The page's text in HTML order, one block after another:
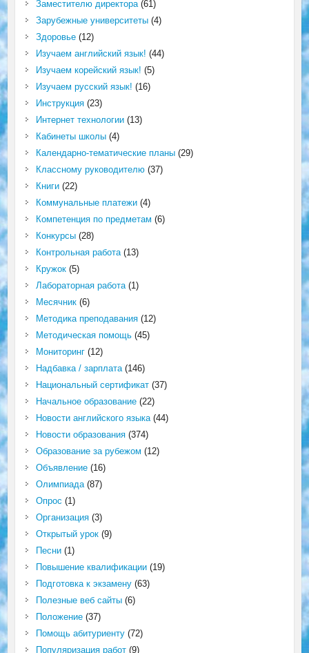
Заместителю директора(61)
Зарубежные университеты(4)
Здоровье(12)
Изучаем английский язык! (44)
Изучаем корейский язык! (5)
Изучаем русский язык! (16)
Инструкция(23)
Интернет технологии(13)
Кабинеты школы(4)
Календарно-тематические планы(29)
Классному руководителю(37)
Книги(22)
Коммунальные платежи(4)
Компетенция по предметам (6)
Конкурсы(28)
Контрольная работа(13)
Кружок(5)
Лабораторная работа(1)
Месячник(6)
Методика преподавания(12)
Методическая помощь(45)
Мониторинг(12)
Надбавка / зарплата(146)
Национальный сертификат(37)
Начальное образование(22)
Новости английского языка(44)
Новости образования(374)
Образование за рубежом (12)
Объявление(16)
Олимпиада(87)
Опрос (1)
Организация(3)
Открытый урок(9)
Песни(1)
Повышение квалификации(19)
Подготовка к экзамену(63)
Полезные веб сайты(6)
Положение(37)
Помощь абитуриенту(72)
Популяризация работ(9)